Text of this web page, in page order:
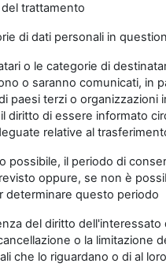
trattamento
di dati personali in
o le categorie di
o saranno comunicati, in
paesi terzi o organizzazioni
diritto di essere informato
relative al
possibile, il periodo di
oppure, se non è
determinare questo periodo
del diritto dell'interessato
o la limitazione
che lo riguardano o di al